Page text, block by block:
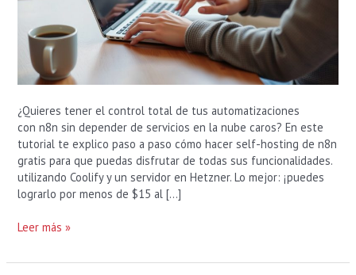
¿Quieres tener el control total de tus automatizaciones
con n8n sin depender de servicios en la nube caros? En este
tutorial te explico paso a paso cómo hacer self-hosting de n8n
gratis para que puedas disfrutar de todas sus funcionalidades.
utilizando Coolify y un servidor en Hetzner. Lo mejor: ¡puedes
lograrlo por menos de $15 al […]
$15
Mes
Leer más »